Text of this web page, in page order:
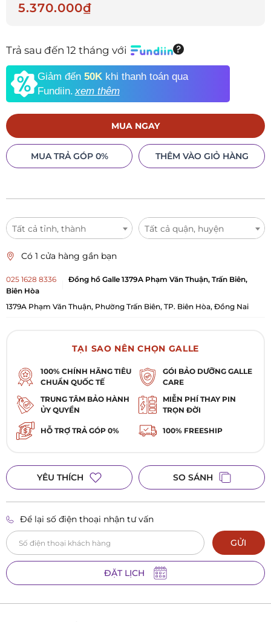
5.370.000₫
Trả sau đến 12 tháng với
Giảm đến 50K khi thanh toán qua
Fundiin.xem thêm
MUA NGAY
MUA TRẢ GÓP 0% THÊM VÀO GIỎ HÀNG
Tất cả tỉnh, thành Tất cả quận, huyện
Có 1 cửa hàng gần bạn
025 1628 8336
Đồng hồ Galle 1379A Phạm Văn Thuận, Trấn Biên,
Biên Hòa
1379A Phạm Văn Thuận, Phường Trấn Biên, TP. Biên Hòa, Đồng Nai
TẠI SAO NÊN CHỌN GALLE
100% CHÍNH HÃNG TIÊU
CHUẨN QUỐC TẾ
GÓI BẢO DƯỠNG GALLE
CARE
TRUNG TÂM BẢO HÀNH
ỦY QUYỀN
MIỄN PHÍ THAY PIN
TRỌN ĐỜI
HỖ TRỢ TRẢ GÓP 0% 100% FREESHIP
YÊU THÍCH SO SÁNH
Để lại số điện thoại nhận tư vấn
GỬI
ĐẶT LỊCH